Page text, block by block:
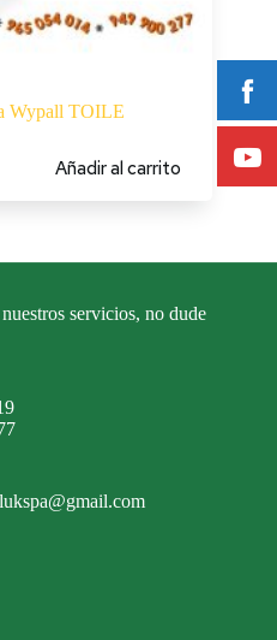
Wypall TOILE
Añadir al carrito
servicios, no dude